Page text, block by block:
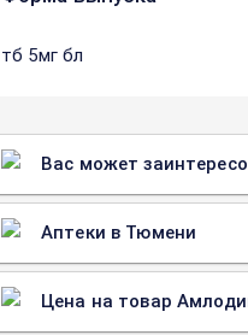
тб 5мг бл
Вас может
Аптеки в Тюмени
Цена на товар